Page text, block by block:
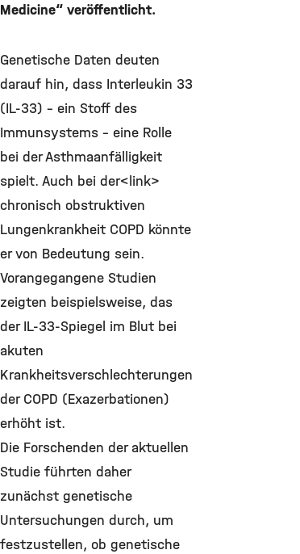
Medicine“ veröffentlicht.
Genetische Daten deuten
darauf hin, dass Interleukin 33
(IL-33) - ein Stoff des
Immunsystems - eine Rolle
bei der Asthmaanfälligkeit
spielt. Auch bei der<link>
chronisch obstruktiven
Lungenkrankheit COPD könnte
er von Bedeutung sein.
Vorangegangene Studien
zeigten beispielsweise, das
der IL-33-Spiegel im Blut bei
akuten
Krankheitsverschlechterungen
der COPD (Exazerbationen)
erhöht ist.
Die Forschenden der aktuellen
Studie führten daher
zunächst genetische
Untersuchungen durch, um
festzustellen, ob genetische